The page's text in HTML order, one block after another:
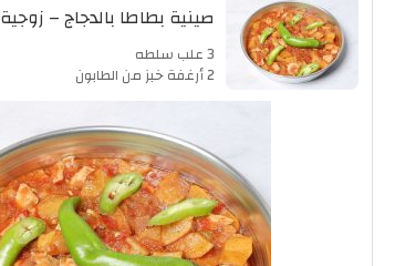
صينية بطاطا بالدجاج – زوجية
3 علب سلطه
2 أرغفة خبز من الطابون